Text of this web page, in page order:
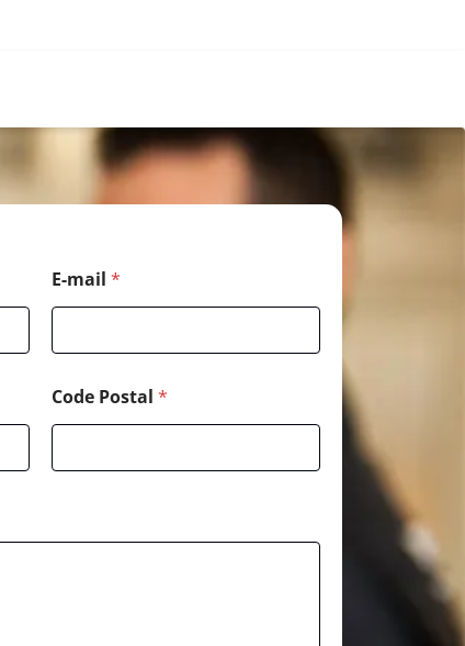
E-mail *
Code Postal *